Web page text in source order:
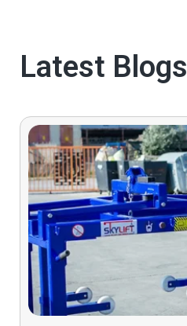
Latest Blogs